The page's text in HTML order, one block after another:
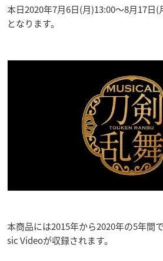
本日2020年7月6日(月)13:00～8月17日
となります。
本商品には2015年から2020年の5年間
sic Videoが収録されます。